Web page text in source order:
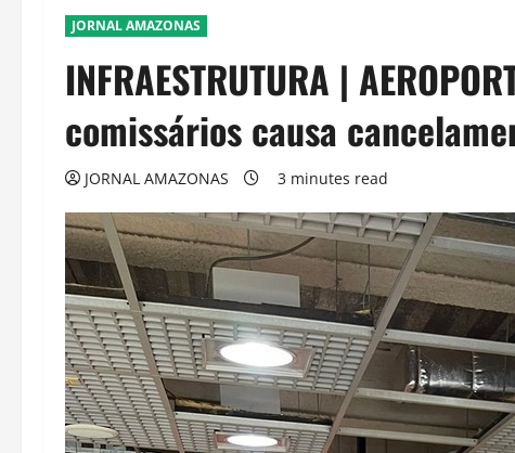
JORNAL AMAZONAS
INFRAESTRUTURA |
comissários causa
JORNAL AMAZONAS 3 minutes read